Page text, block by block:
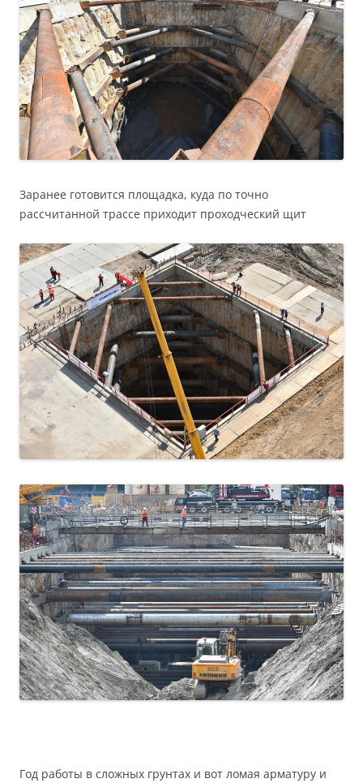
Заранее готовится площадка, куда по точно
рассчитанной трассе приходит проходческий щит
Год работы в сложных грунтах и вот ломая арматуру и